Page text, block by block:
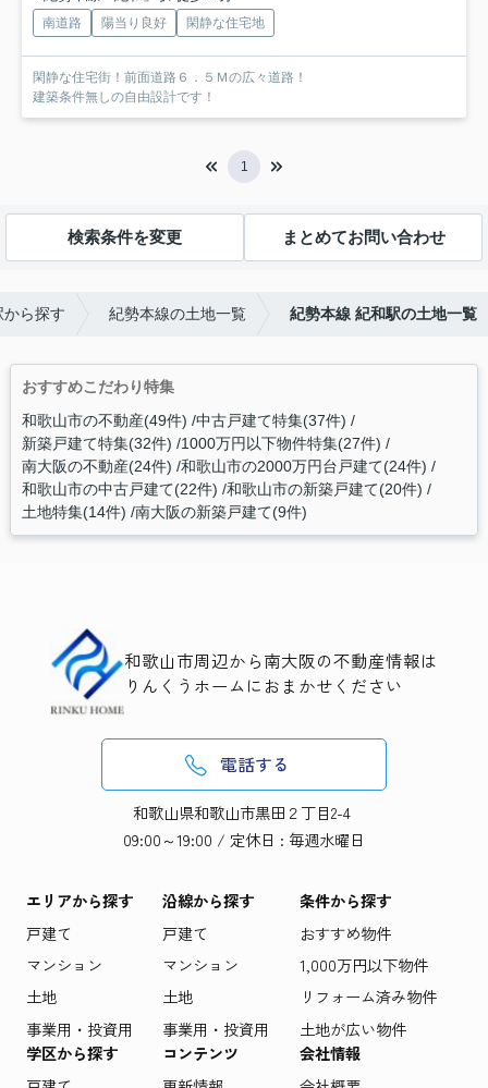
南道路 陽当り良好 閑静な住宅地
閑静な住宅街！前面道路６．５Ｍの広々道路！
建築条件無しの自由設計です！
1
検索条件を変更 まとめてお問い合わせ
ら探す 紀勢本線の土地一覧 紀勢本線 紀和駅の土地一覧
おすすめこだわり特集
和歌山市の不動産(49件) 中古戸建て特集(37件)
新築戸建て特集(32件) 1000万円以下物件特集(27件)
南大阪の不動産(24件) 和歌山市の2000万円台戸建て(24件)
和歌山市の中古戸建て(22件) 和歌山市の新築戸建て(20件)
土地特集(14件) 南大阪の新築戸建て(9件)
和歌山市周辺から南大阪の不動産情報は
りんくうホームにおまかせください
電話する
和歌山県和歌山市黒田２丁目2-4
09:00～19:00 / 定休日 : 毎週水曜日
エリアから探す
戸建て
マンション
土地
事業用・投資用
沿線から探す
戸建て
マンション
土地
事業用・投資用
条件から探す
おすすめ物件
1,000万円以下物件
リフォーム済み物件
土地が広い物件
学区から探す
コンテンツ
会社情報